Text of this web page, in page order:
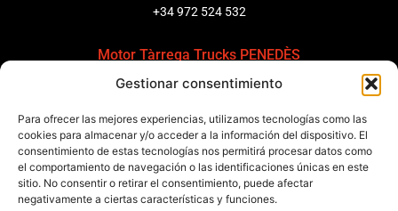
Gestionar consentimiento
Para ofrecer las mejores experiencias, utilizamos tecnologías como las
cookies para almacenar y/o acceder a la información del dispositivo. El
consentimiento de estas tecnologías nos permitirá procesar datos como
el comportamiento de navegación o las identificaciones únicas en este
sitio. No consentir o retirar el consentimiento, puede afectar
negativamente a ciertas características y funciones.
+34 972 524 532
Motor Tàrrega Trucks PENEDÈS
C/ Ponent 8, Pol. Ind. Sant Pere Molanta, CP: 08799
+34 931 69 11 91
Motor Tàrrega Trucks BARCELONA
Zona Franca, Carrer E, s/n 08040 Barcelona, España